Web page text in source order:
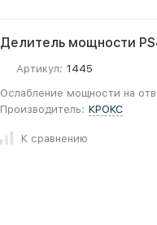
Делитель мощности
Артикул: 1445
Ослабление мощности на
Производитель: КРОКС
К сравнению